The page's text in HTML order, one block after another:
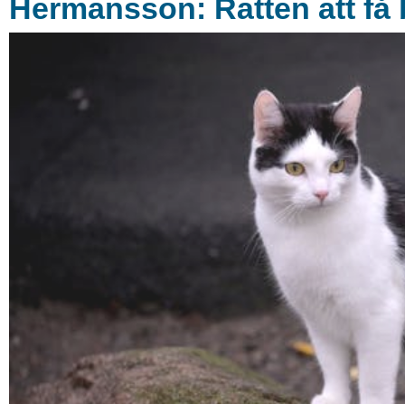
Hermansson: Rätten att